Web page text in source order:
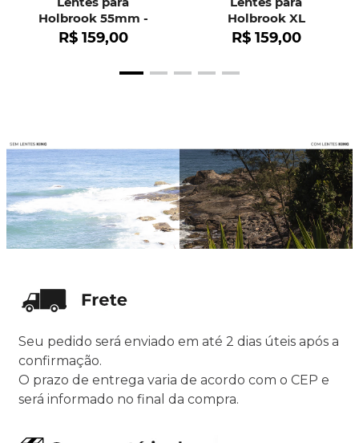
Holbrook 55mm -
OO9102
R$ 159,00
Holbrook XL
R$ 159,00
Seu pedido será enviado em até 2 dias úteis após a
confirmação.
O prazo de entrega varia de acordo com o CEP e
será informado no final da compra.